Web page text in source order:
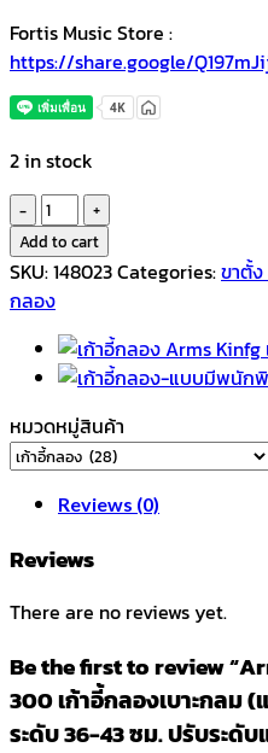
Fortis Music Store :
https://share.google/
2 in stock
Arms
King
SP-
03BK
300
เก้าอี้
กลอง
เบาะ
กลม
(แบบ
สำหรับ
ปรับ
36-
43
ซม.
Add to cart
SKU:148023Categories:ขาตั้ง
กลอง
หมวดหมู่สินค้า
Reviews (0)
Reviews
There are no reviews yet.
Be the first to review
300 เก้าอี้กลองเบาะกลม
ระดับ 36-43 ซม. ปรับระดับ